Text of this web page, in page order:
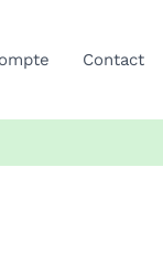
Contact